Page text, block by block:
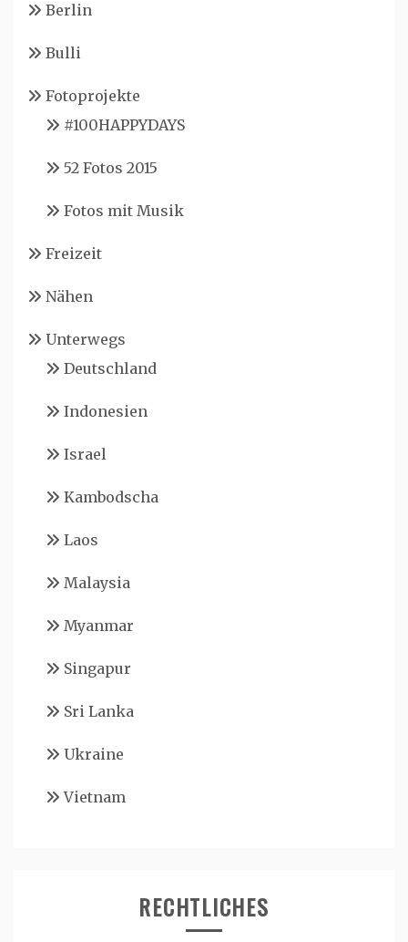
Berlin
Bulli
Fotoprojekte
#100HAPPYDAYS
52 Fotos 2015
Fotos mit Musik
Freizeit
Nähen
Unterwegs
Deutschland
Indonesien
Israel
Kambodscha
Laos
Malaysia
Myanmar
Singapur
Sri Lanka
Ukraine
Vietnam
RECHTLICHES